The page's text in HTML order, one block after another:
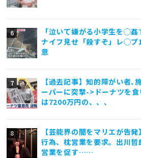
「泣いて嫌がる小学生を◯
ナイフ見せ「殺すぞ」レ◯プ
意
【過去記事】知的障がい者､
ーパーに突撃->ドーナツを
は7200万円の、、、
【芸能界の闇をマリエが告
行為、枕営業を要求。出川
営業を促す……